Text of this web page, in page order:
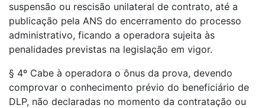
suspensão ou rescisão unilateral de contrato, até a
publicação pela ANS do encerramento do processo
administrativo, ficando a operadora sujeita às
penalidades previstas na legislação em vigor.
§ 4º Cabe à operadora o ônus da prova, devendo
comprovar o conhecimento prévio do beneficiário de
DLP, não declaradas no momento da contratação ou